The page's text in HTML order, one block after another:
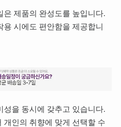
은 제품의 완성도를 높입니다.
시에도 편안함을 제공합니
성을 동시에 갖추고 있습니다.
개인의 취향에 맞게 선택할 수